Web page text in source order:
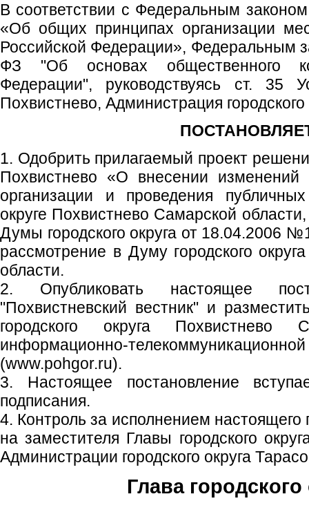
В соответствии с Федеральным
«Об общих принципах организации
Российской Федерации», Федеральным
ФЗ "Об основах общественного
Федерации", руководствуясь ст. 35
Похвистнево, Администрация городского
1. Одобрить прилагаемый проект
Похвистнево «О внесении
организации и проведения
округе Похвистнево Самарской
Думы городского округа от 18.04.2006
рассмотрение в Думу городского
области.
2. Опубликовать настоящее
"Похвистневский вестник" и
городского округа Похвистнево
информационно-
(www.pohgor.ru).
3. Настоящее постановление
подписания.
4. Контроль за исполнением настоящего
на заместителя Главы городского
Администрации городского округа
Глава городского